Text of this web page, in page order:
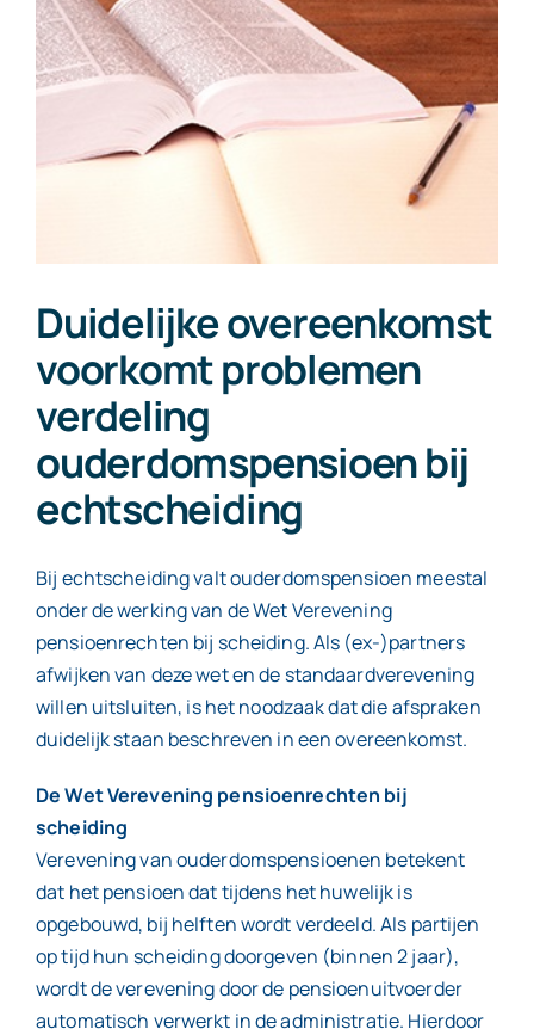
Contact
Duidelijke overeenkomst
voorkomt problemen
verdeling
ouderdomspensioen bij
echtscheiding
Bij echtscheiding valt ouderdomspensioen meestal
onder de werking van de Wet Verevening
pensioenrechten bij scheiding. Als (ex-)partners
afwijken van deze wet en de standaardverevening
willen uitsluiten, is het noodzaak dat die afspraken
duidelijk staan beschreven in een overeenkomst.
De Wet Verevening pensioenrechten bij
scheiding
Verevening van ouderdomspensioenen betekent
dat het pensioen dat tijdens het huwelijk is
opgebouwd, bij helften wordt verdeeld. Als partijen
op tijd hun scheiding doorgeven (binnen 2 jaar),
wordt de verevening door de pensioenuitvoerder
automatisch verwerkt in de administratie. Hierdoor